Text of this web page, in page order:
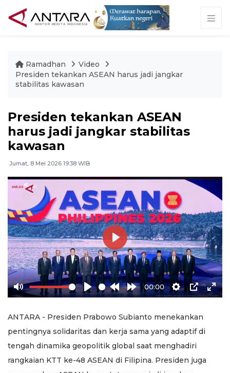
Ramadhan
Video
Presiden tekankan ASEAN harus jadi jangkar
stabilitas kawasan
Presiden tekankan ASEAN
harus jadi jangkar stabilitas
kawasan
Jumat, 8 Mei 2026 19:38 WIB
Mute Play
Rewind
10s
Forward
10s
00:00
Settings
PIP
Play
ANTARA - Presiden Prabowo Subianto menekankan
pentingnya solidaritas dan kerja sama yang adaptif di
tengah dinamika geopolitik global saat menghadiri
rangkaian KTT ke-48 ASEAN di Filipina. Presiden juga